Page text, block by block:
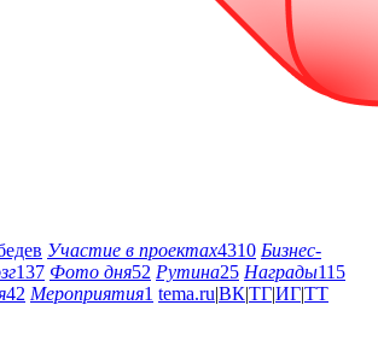
Участие в проектах4310 Бизнес-
137 Фото дня52 Рутина25 Награды115
42 Мероприятия1 tema.ru|ВК|ТГ|ИГ|ТТ